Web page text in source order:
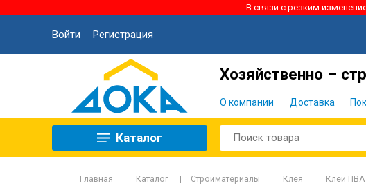
В связи с резким
Войти Регистрация
Хозяйственно –
О компании Доставка
Каталог
Главная Каталог Стройматериалы Клея Клей